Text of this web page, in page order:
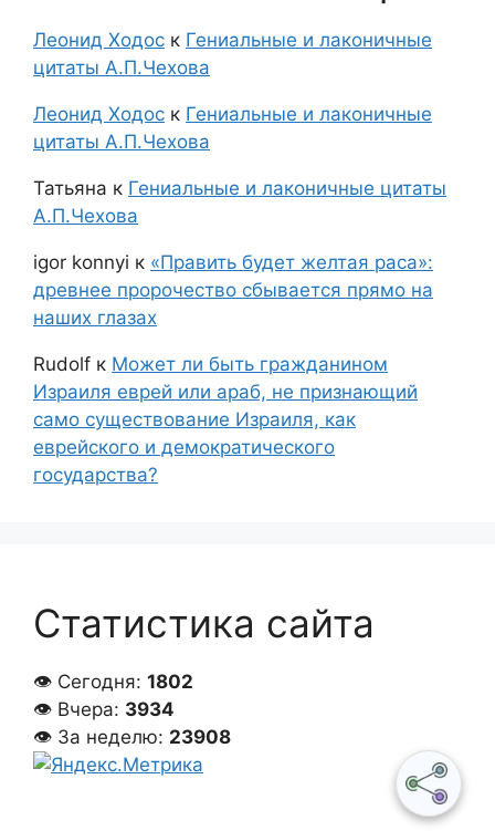
Леонид Ходос к Гениальные и лаконичные
цитаты А.П.Чехова
Леонид Ходос к Гениальные и лаконичные
цитаты А.П.Чехова
Татьяна к Гениальные и лаконичные цитаты
А.П.Чехова
igor konnyi к «Править будет желтая раса»:
древнее пророчество сбывается прямо на
наших глазах
Rudolf к Может ли быть гражданином
Израиля еврей или араб, не признающий
само существование Израиля, как
еврейского и демократического
государства?
Статистика сайта
👁 Сегодня: 1802
👁 Вчера: 3934
👁 За неделю: 23908